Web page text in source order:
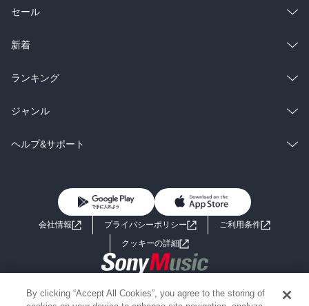
総合
ラノベ
雑誌・グラビア
BL・TL
セール
総合
ラノベ
雑誌・グラビア
BL・TL
新着
総合
ラノベ
雑誌・グラビア
ランキング
総合
ラノベ
ジャンル
コミック
ライトノベル 男子向けラノベ
小説
海外小説
ミステリー SF
ヘルプ&サポート
よくあるご質問 お問い合わせ
会社情報 プライバシーポリシー
ご利用条件
クッキーの詳細
Copyright 2017 - 2026 Sony Music Entertainment(Japan) Inc.
Information on the site is for the Japan domestic market only
By clicking “Accept All Cookies”, you agree to the storing of